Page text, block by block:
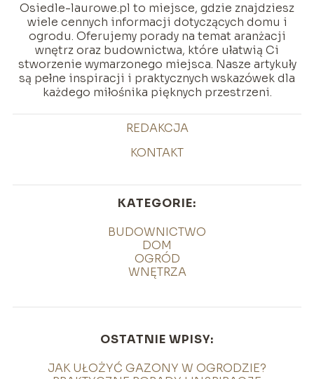
Osiedle-laurowe.pl to miejsce, gdzie znajdziesz
wiele cennych informacji dotyczących domu i
ogrodu. Oferujemy porady na temat aranżacji
wnętrz oraz budownictwa, które ułatwią Ci
stworzenie wymarzonego miejsca. Nasze artykuły
są pełne inspiracji i praktycznych wskazówek dla
każdego miłośnika pięknych przestrzeni.
REDAKCJA
KONTAKT
KATEGORIE:
BUDOWNICTWO
DOM
OGRÓD
WNĘTRZA
OSTATNIE WPISY:
JAK UŁOŻYĆ GAZONY W OGRODZIE?